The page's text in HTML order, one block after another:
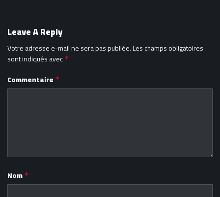
Leave A Reply
Votre adresse e-mail ne sera pas publiée.Les champs obligatoires
sont indiqués avec *
Commentaire *
Nom *